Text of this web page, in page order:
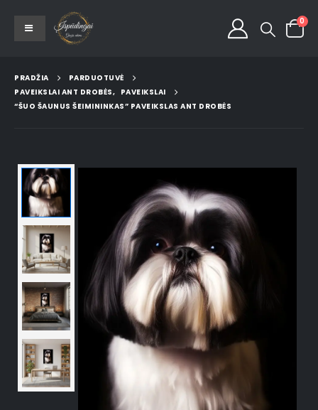
0
PRADŽIA
PARDUOTUVĖ
PAVEIKSLAI ANT DROBĖS, PAVEIKSLAI
“ŠUO ŠAUNUS ŠEIMININKAS” PAVEIKSLAS ANT DROBĖS